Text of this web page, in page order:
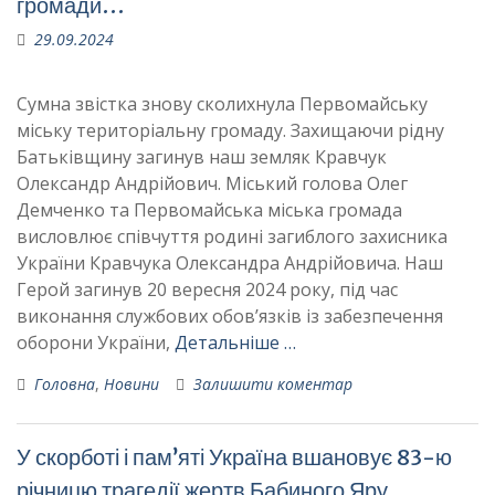
29.09.2024
Сумна звістка знову сколихнула Первомайську
міську територіальну громаду. Захищаючи рідну
Батьківщину загинув наш земляк Кравчук
Олександр Андрійович. Міський голова Олег
Демченко та Первомайська міська громада
висловлює співчуття родині загиблого захисника
України Кравчука Олександра Андрійовича. Наш
Герой загинув 20 вересня 2024 року, під час
виконання службових обов’язків із забезпечення
оборони України, Детальніше …
Головна, Новини Залишити коментар
У скорботі і пам’яті Україна вшановує 83-ю